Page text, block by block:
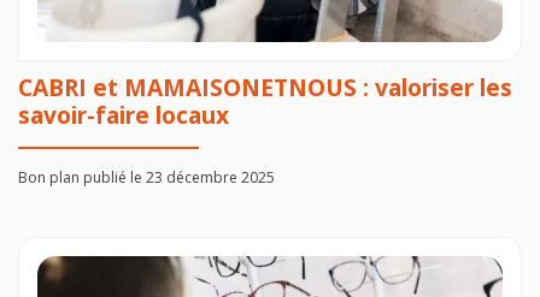
CABRI et MAMAISONETNOUS : valoriser les
savoir-faire locaux
Bon plan publié le 23 décembre 2025